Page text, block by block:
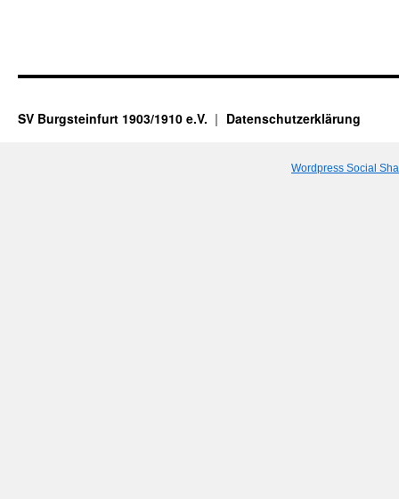
SV Burgsteinfurt 1903/1910 e.V. Datenschutzerklärung
Wordpress Social